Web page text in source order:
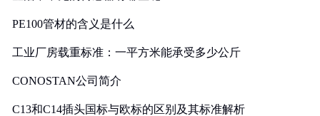
PE100管材的含义是什么
工业厂房载重标准：一平方米能承受多少公斤
CONOSTAN公司简介
C13和C14插头国标与欧标的区别及其标准解析